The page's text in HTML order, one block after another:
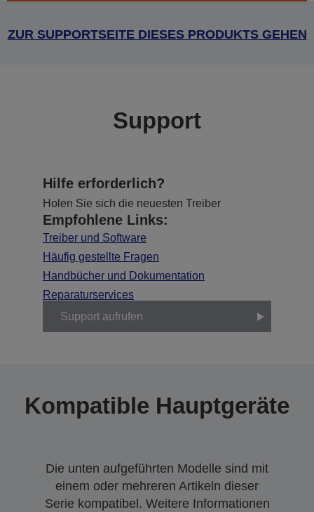
ZUR SUPPORTSEITE DIESES PRODUKTS GEHEN
Support
Hilfe erforderlich?
Holen Sie sich die neuesten Treiber
Empfohlene Links:
Treiber und Software
Häufig gestellte Fragen
Handbücher und Dokumentation
Reparaturservices
Support aufrufen
Kompatible Hauptgeräte
Die unten aufgeführten Modelle sind mit
einem oder mehreren Artikeln dieser
Serie kompatibel. Weitere Informationen